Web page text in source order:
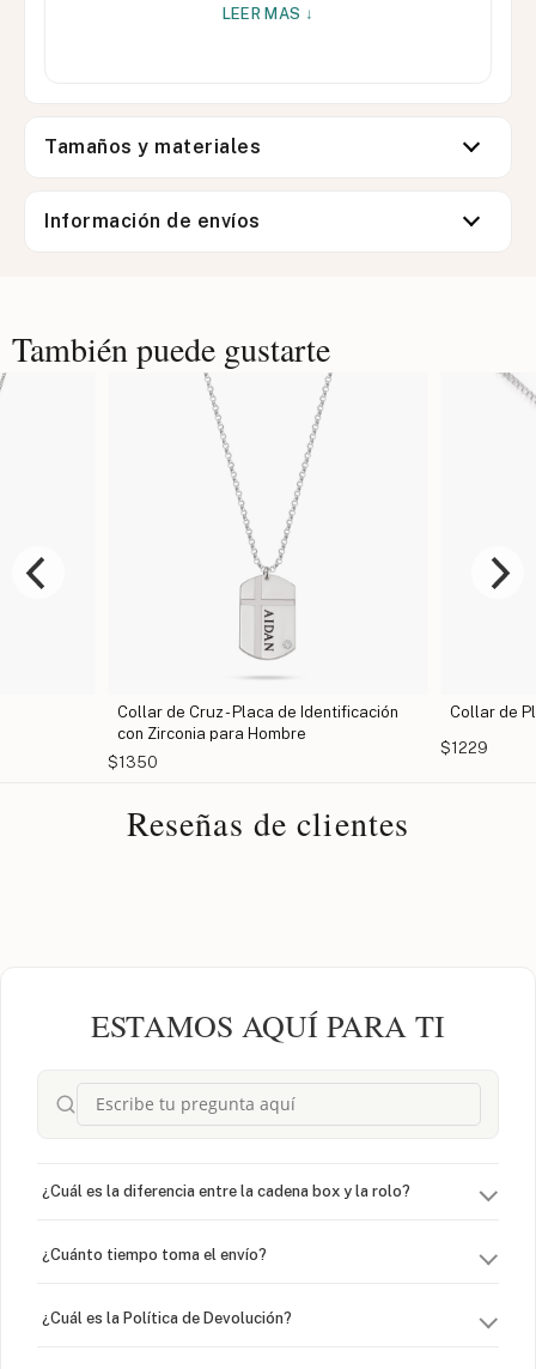
LEER MAS ↓
Tamaños y materiales
Información de envíos
También puede gustarte
Collar de Cruz - Placa de Identificación
con Zirconia para Hombre
$1350
Collar de
$1229
Reseñas de clientes
ESTAMOS AQUÍ PARA TI
¿Cuál es la diferencia entre la cadena box y la rolo?
¿Cuánto tiempo toma el envío?
¿Cuál es la Política de Devolución?